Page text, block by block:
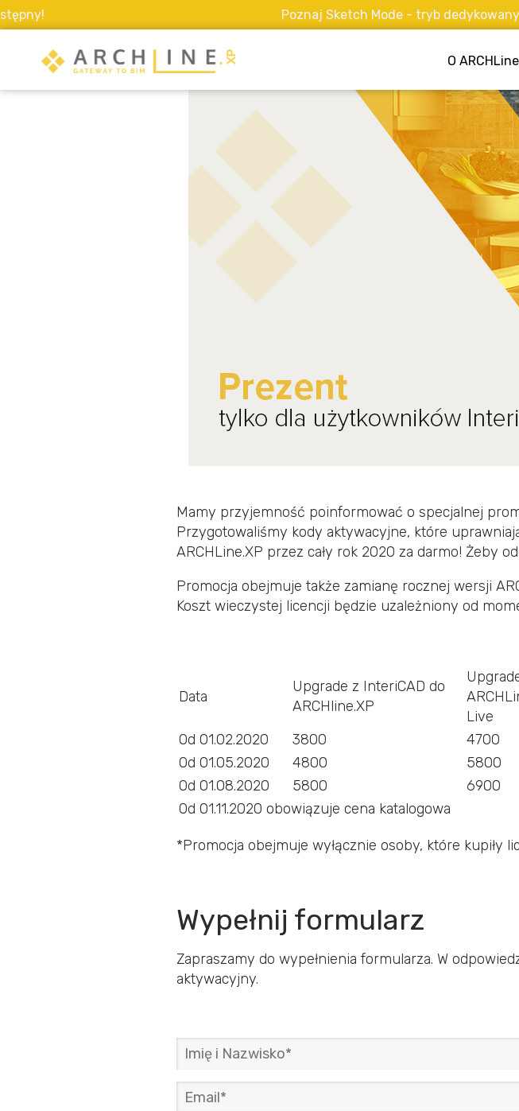
Poznaj Sketch Mode - tryb dedykowany edycji
O
Mamy przyjemność poinformować o specjalnej
Przygotowaliśmy kody aktywacyjne, które
ARCHLine.XP przez cały rok 2020 za darmo! Żeby
Promocja obejmuje także zamianę rocznej wersji
Koszt wieczystej licencji będzie uzależniony od
Data
Upgrade z InteriCAD do
ARCHline.XP
Live
Od 01.02.2020
3800
4700
Od 01.05.2020
4800
5800
Od 01.08.2020
5800
6900
Od 01.11.2020 obowiązuje cena katalogowa
*Promocja obejmuje wyłącznie osoby, które kupiły
Wypełnij formularz
Zapraszamy do wypełnienia formularza. W
aktywacyjny.